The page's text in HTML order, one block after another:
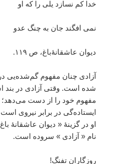
خدا کم نسازد یلی را که او
نمی افگند جان به چنگ عدو
دیوان عاشقانۀباغ، ص ۱۱۹.
آزادی چنان مفهوم گم‌شده‌یی
شده است. وقتی آزادی در بند
مفهوم خود را از دست می‌دهد؛
ایستاده‌‌گی در برابر نیروی
او در گزینۀ « دیوان عاشقانۀ
نام « آزادی » سروده است.
روزگاران تفنگ!